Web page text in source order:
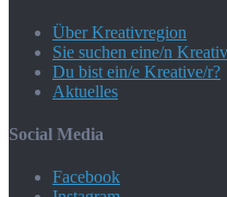
Über Kreativregion
Sie suchen eine/n
Du bist ein/e Kreative/r?
Aktuelles
Social Media
Facebook